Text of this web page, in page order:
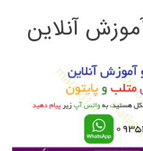
آنلاین